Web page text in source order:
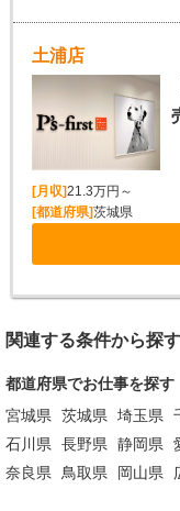
土浦店
[月収]21.3万円～
[都道府県]茨城県
関連する条件から探す
都道府県でお仕事を探す
宮城県 茨城県 埼玉県
石川県 長野県 静岡県
奈良県 鳥取県 岡山県